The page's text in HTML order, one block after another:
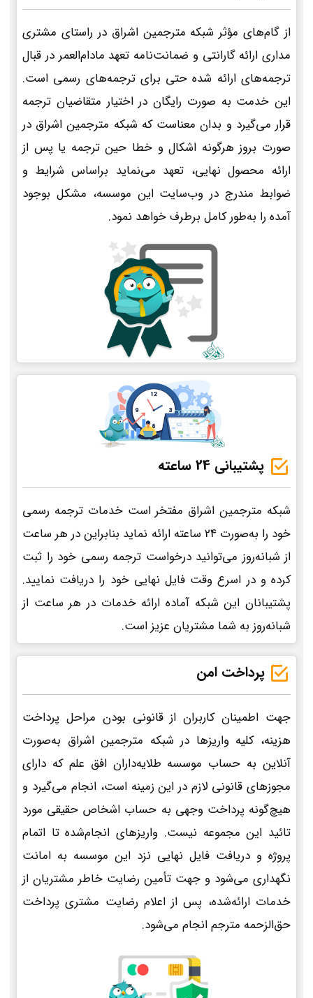
از گام‌های مؤثر شبکه مترجمین اشراق در راستای مشتری
مداری ارائه گارانتی و ضمانت‌نامه تعهد مادام‌العمر در قبال
ترجمه‌های ارائه شده حتی برای ترجمه‌های رسمی است.
این خدمت به صورت رایگان در اختیار متقاضیان ترجمه
قرار می‌گیرد و بدان معناست که شبکه مترجمین اشراق در
صورت بروز هرگونه اشکال و خطا حین ترجمه یا پس از
ارائه محصول نهایی، تعهد می‌نماید براساس شرایط و
ضوابط مندرج در وب‌سایت این موسسه، مشکل بوجود
آمده را به‌طور کامل برطرف خواهد نمود.
پشتیبانی 24 ساعته
شبکه مترجمین اشراق مفتخر است خدمات ترجمه رسمی
خود را به‌صورت 24 ساعته ارائه نماید بنابراین در هر ساعت
از شبانه‌روز می‌توانید درخواست ترجمه رسمی خود را ثبت
کرده و در اسرع وقت فایل نهایی خود را دریافت نمایید.
پشتیبانان این شبکه آماده ارائه خدمات در هر ساعت از
شبانه‌روز به شما مشتریان عزیز است.
پرداخت امن
جهت اطمینان کاربران از قانونی بودن مراحل پرداخت
هزینه، کلیه واریزها در شبکه مترجمین اشراق به‌صورت
آنلاین به حساب موسسه طلایه‌داران افق علم که دارای
مجوزهای قانونی لازم در این زمینه است، انجام می‌گیرد و
هیچ‌گونه پرداخت وجهی به حساب اشخاص حقیقی مورد
تائید این مجموعه نیست. واریزهای انجام‌شده تا اتمام
پروژه و دریافت فایل نهایی نزد این موسسه به امانت
نگهداری می‌شود و جهت تأمین رضایت خاطر مشتریان از
خدمات ارائه‌شده، پس از اعلام رضایت مشتری پرداخت
حق‌الزحمه مترجم انجام می‌شود.